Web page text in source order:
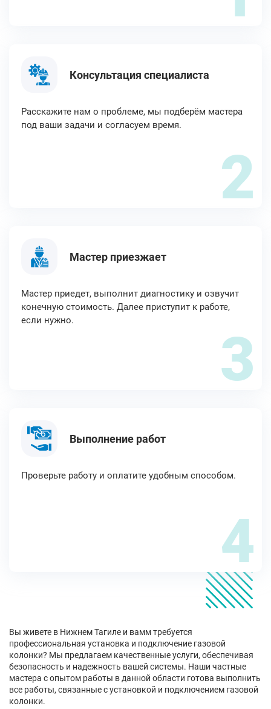
Консультация специалиста
Расскажите нам о проблеме, мы подберём мастера
под ваши задачи и согласуем время.
2
Мастер приезжает
Мастер приедет, выполнит диагностику и озвучит
конечную стоимость. Далее приступит к работе,
если нужно.
3
Выполнение работ
Проверьте работу и оплатите удобным способом.
4
Вы живете в Нижнем Тагиле и вамм требуется
профессиональная установка и подключение газовой
колонки? Мы предлагаем качественные услуги, обеспечивая
безопасность и надежность вашей системы. Наши частные
мастера с опытом работы в данной области готова выполнить
все работы, связанные с установкой и подключением газовой
колонки.